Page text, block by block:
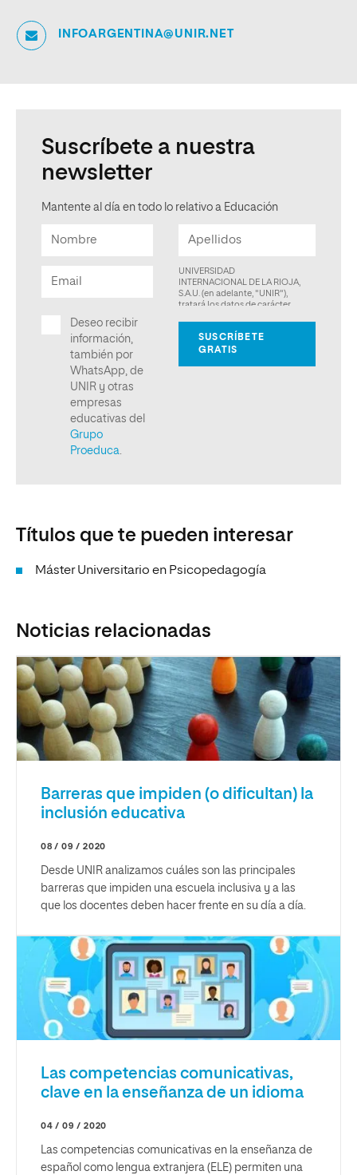
INFOARGENTINA@UNIR.NET
Suscríbete a nuestra
newsletter
Mantente al día en todo lo relativo a Educación
Títulos que te pueden interesar
Máster Universitario en Psicopedagogía
Noticias relacionadas
Barreras que impiden (o dificultan) la
inclusión educativa
08 / 09 / 2020
Desde UNIR analizamos cuáles son las principales
barreras que impiden una escuela inclusiva y a las
que los docentes deben hacer frente en su día a día.
Las competencias comunicativas,
clave en la enseñanza de un idioma
04 / 09 / 2020
Las competencias comunicativas en la enseñanza de
español como lengua extranjera (ELE) permiten una